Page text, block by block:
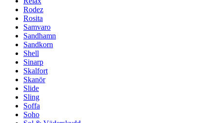
Rodez
Rosita
Samvaro
Sandhamn
Sandkorn
Shell
Sinarp
Skalfort
Skanör
Slide
Sling
Soffa
Soho